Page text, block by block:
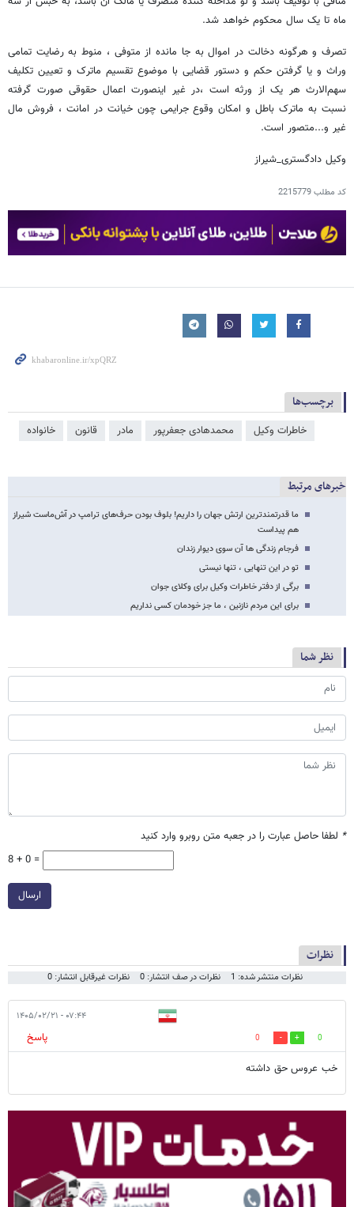
ماه تا یک سال محکوم خواهد شد.
تصرف و هرگونه دخالت در اموال به جا مانده از متوفی ، منوط به رضایت تمامی
وراث و یا گرفتن حکم و دستور قضایی با موضوع تقسیم ماترک و تعیین تکلیف
سهم‌الارث هر یک از ورثه است ،در غیر اینصورت اعمال حقوقی صورت گرفته
نسبت به ماترک باطل و امکان وقوع جرایمی چون خیانت در امانت ، فروش مال
غیر و...متصور است.
وکیل دادگستری_شیراز
کد مطلب2215779
برچسب‌ها
خاطرات وکیل محمدهادی جعفرپور مادر قانون خانواده
خبرهای مرتبط
ما قدرتمندترین ارتش جهان را داریم! بلوف بودن حرف‌های ترامپ در آش‌ماست شیراز
هم پیداست
فرجام زندگی ها آن سوی دیوار زندان
تو در این تنهایی ، تنها نیستی
برگی از دفتر خاطرات وکیل برای وکلای جوان
برای این مردم نازنین ، ما جز خودمان کسی نداریم
نظر شما
* لطفا حاصل عبارت را در جعبه متن روبرو وارد کنید
8 + 0 =
ارسال
نظرات
نظرات منتشر شده: 1 نظرات در صف انتشار: 0 نظرات غیرقابل انتشار: 0
۰۷:۴۴ - ۱۴۰۵/۰۲/۲۱
0
0
پاسخ
خب عروس حق داشته